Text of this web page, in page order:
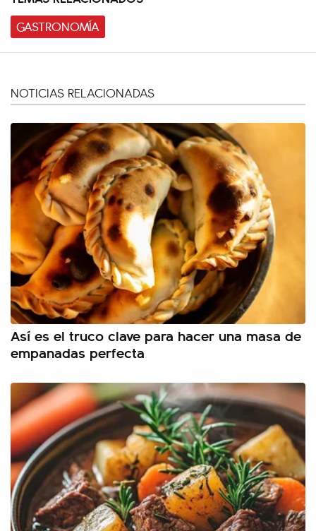
GASTRONOMÍA
NOTICIAS RELACIONADAS
Así es el truco clave para hacer una masa de
empanadas perfecta